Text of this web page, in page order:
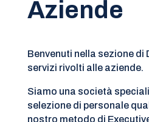
Aziende
Benvenuti nella sezione
servizi rivolti alle aziende.
Siamo una società
selezione di personale
nostro metodo di